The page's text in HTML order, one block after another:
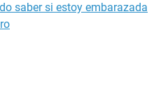
saber si estoy embarazada